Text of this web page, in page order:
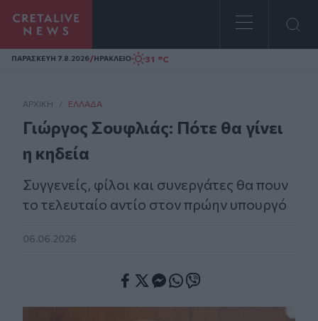
Homepage
ΠΑΡΑΣΚΕΥΗ 7.8.2026/ΗΡΑΚΛΕΙΟ 31 °C
ΑΡΧΙΚΗ / ΕΛΛΆΔΑ
Γιώργος Σουφλιάς: Πότε θα γίνει
η κηδεία
Συγγενείς, φίλοι και συνεργάτες θα πουν
το τελευταίο αντίο στον πρώην υπουργό
06.06.2026